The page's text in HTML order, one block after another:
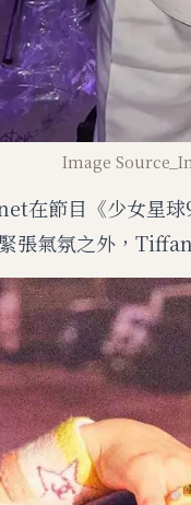
Image
在節目《少女星
張氣氛之外，